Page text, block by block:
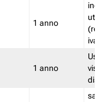
1 anno
iva/
1 anno
salva